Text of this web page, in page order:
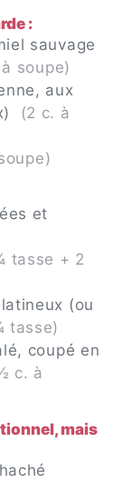
:
sauvage
soupe)
aux
(2 c. à
et
tasse + 2
(ou
tasse)
coupé en
c. à
mais